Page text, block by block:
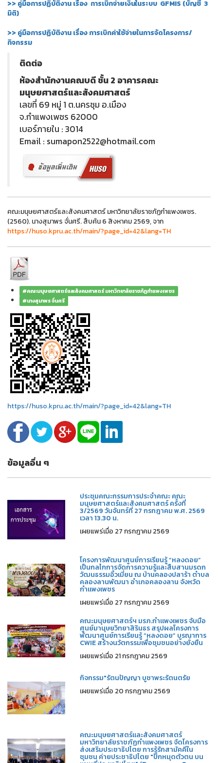
>> คู่มือการปฏิบัติงาน เรื่อง การเบิกจ่ายเงินในระบบ GFMIS (บัญชี 3
มิติ)
>> คู่มือการปฏิบัติงาน เรื่อง การเบิกค่าใช้จ่ายในการจัดโครงการ/
กิจกรรม
ติดต่อ
ห้องสำนักงานคณบดี ชั้น 2 อาคารคณะ
มนุษยศาสตร์และสังคมศาสตร์
เลขที่ 69 หมู่ 1 ต.นครชุม อ.เมือง
จ.กำแพงเพชร 62000
เบอร์ภายใน : 3014
Email : sumapon2522@hotmail.com
คณะมนุษยศาสตร์และสังคมศาสตร์ มหาวิทยาลัยราชภัฏกำแพงเพชร.
(2560). นางสุมาพร จั่นศรี. สืบค้น 6 สิงหาคม 2569, จาก
https://huso.kpru.ac.th/main/?page_id=42&lang=TH
#คณะมนุษยศาสตร์และสังคมศาสตร์ มหาวิทยาลัยราชภัฏกำแพงเพชร
#นางสุมาพร จั่นศรี
https://huso.kpru.ac.th/main/?page_id=42&lang=TH
ข้อมูลอื่น ๆ
ประชุมคณะกรรมการประจำคณะ คณะ
มนุษยศาสตร์และสังคมศาสตร์ ครั้งที่
3/2569 วันจันทร์ที่ 27 กรกฎาคม พ.ศ. 2569
เวลา 13.30 น.
เผยแพร่เมื่อ 27 กรกฎาคม 2569
โครงการพัฒนาศูนย์การเรียนรู้ “หลงดอย”
เป็นกลไกการจัดการความรู้และสืบสานมรดก
วัฒนธรรมอิ้วเมี่ยน ณ บ้านคลองปลาร้า ตำบล
คลองลานพัฒนา อำเภอคลองลาน จังหวัด
กำแพงเพชร
เผยแพร่เมื่อ 27 กรกฎาคม 2569
คณะมนุษยศาสตร์ฯ มรภ.กำแพงเพชร จับมือ
ศูนย์มานุษยวิทยาสิรินธร สรุปผลโครงการ
พัฒนาศูนย์การเรียนรู้ “หลงดอย” บูรณาการ
CWIE สร้างนวัตกรรมเพื่อชุมชนอย่างยั่งยืน
เผยแพร่เมื่อ 21 กรกฎาคม 2569
กิจกรรม"รัตนปัญญา บูชาพระรัตนตรัย
เผยแพร่เมื่อ 20 กรกฎาคม 2569
คณะมนุษยศาสตร์และสังคมศาสตร์
มหาวิทยาลัยราชภัฏกำแพงเพชร จัดโครงการ
ส่งเสริมประชาธิปไตย การรู้รักสามัคคีใน
ชุมชน ค่ายประชาธิปไตย "ปักหมุดตัวตน บน